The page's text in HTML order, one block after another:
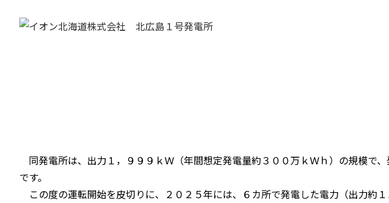
同発電所は、出力１，９９９ｋＷ（年間想定発電量約３００万ｋＷｈ）の規模で
です。
この度の運転開始を皮切りに、２０２５年には、６カ所で発電した電力（出力約